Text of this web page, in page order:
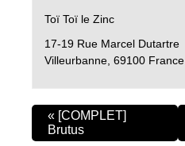
Toï Toï le Zinc
17-19 Rue Marcel Dutartre
Villeurbanne, 69100 France
« [COMPLET]
Brutus